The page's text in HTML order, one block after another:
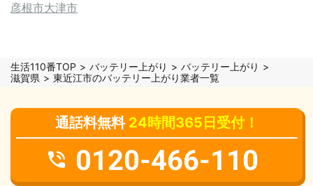
彦根市大津市
生活110番TOP バッテリー上がり
バッテリー上がり
滋賀県
東近江市のバッテリー上がり業者一覧
通話料無料 24時間365日受付！
0120-466-110